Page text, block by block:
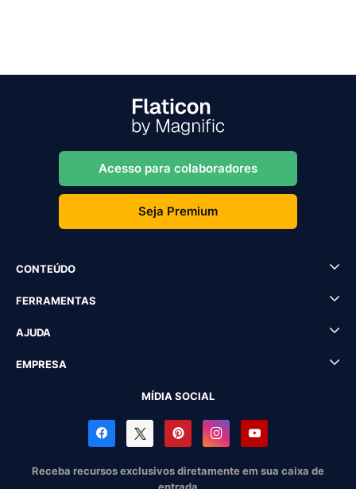
Acesso para colaboradores
Seja Premium
CONTEÚDO
FERRAMENTAS
AJUDA
EMPRESA
MÍDIA SOCIAL
Receba recursos exclusivos diretamente em sua caixa de